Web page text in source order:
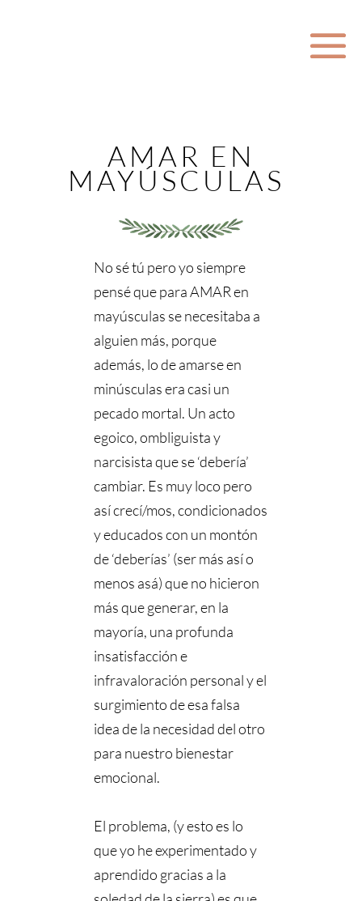
AMAR EN
MAYÚSCULAS
No sé tú pero yo siempre
pensé que para AMAR en
mayúsculas se necesitaba a
alguien más, porque
además, lo de amarse en
minúsculas era casi un
pecado mortal. Un acto
egoico, ombliguista y
narcisista que se ‘debería’
cambiar. Es muy loco pero
así crecí/mos, condicionados
y educados con un montón
de ‘deberías’ (ser más así o
menos asá) que no hicieron
más que generar, en la
mayoría, una profunda
insatisfacción e
infravaloración personal y el
surgimiento de esa falsa
idea de la necesidad del otro
para nuestro bienestar
emocional.
El problema, (y esto es lo
que yo he experimentado y
aprendido gracias a la